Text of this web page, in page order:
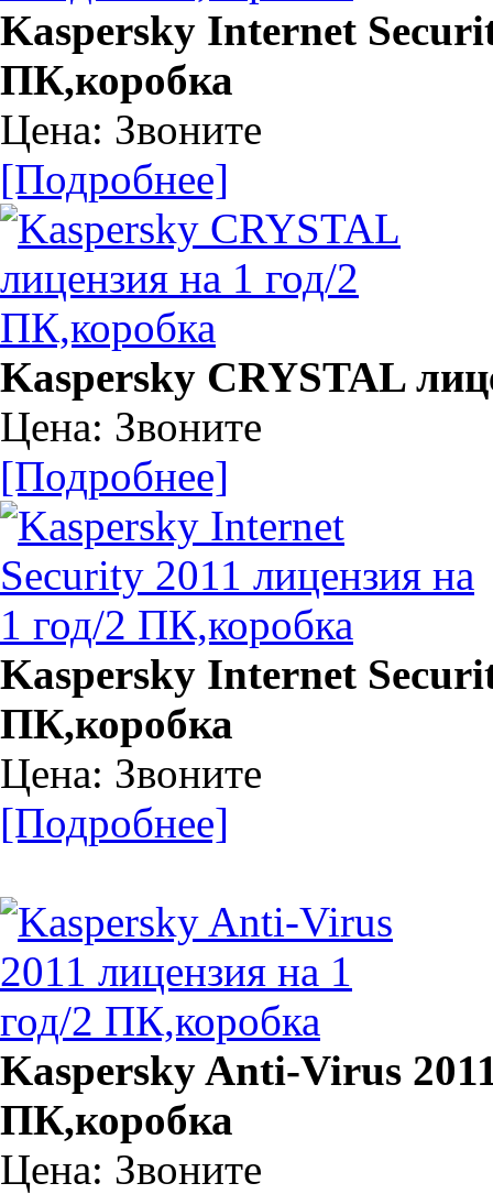
Kaspersky Internet
ПК,коробка
Цена: Звоните
[Подробнее]
Kaspersky CRYSTAL
Цена: Звоните
[Подробнее]
Kaspersky Internet
ПК,коробка
Цена: Звоните
[Подробнее]
Kaspersky Anti-Virus
ПК,коробка
Цена: Звоните